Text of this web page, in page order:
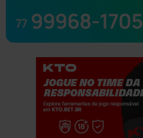
77 99968-1705